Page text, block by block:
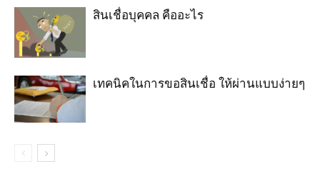
สินเชื่อบุคคล คืออะไร
เทคนิคในการขอสินเชื่อ ให้ผ่านแบบง่ายๆ